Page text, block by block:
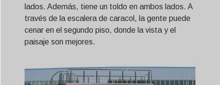
lados. Además, tiene un toldo en ambos lados. A
través de la escalera de caracol, la gente puede
cenar en el segundo piso, donde la vista y el
paisaje son mejores.